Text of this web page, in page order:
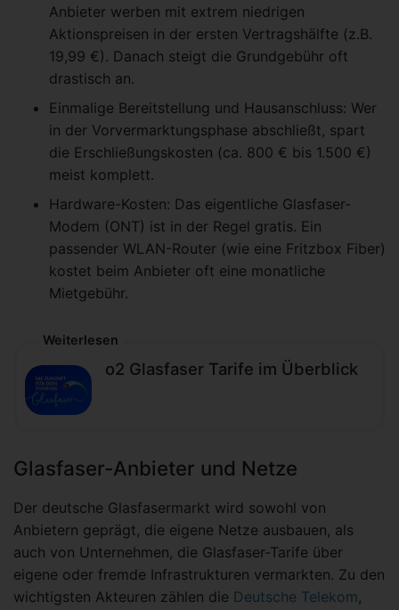
Anbieter werben mit extrem niedrigen
Aktionspreisen in der ersten Vertragshälfte (z.B.
19,99 €). Danach steigt die Grundgebühr oft
drastisch an.
Einmalige Bereitstellung und Hausanschluss: Wer
in der Vorvermarktungsphase abschließt, spart
die Erschließungskosten (ca. 800 € bis 1.500 €)
meist komplett.
Hardware-Kosten: Das eigentliche Glasfaser-
Modem (ONT) ist in der Regel gratis. Ein
passender WLAN-Router (wie eine Fritzbox Fiber)
kostet beim Anbieter oft eine monatliche
Mietgebühr.
Weiterlesen
o2 Glasfaser Tarife im Überblick
Glasfaser-Anbieter und Netze
Der deutsche Glasfasermarkt wird sowohl von
Anbietern geprägt, die eigene Netze ausbauen, als
auch von Unternehmen, die Glasfaser-Tarife über
eigene oder fremde Infrastrukturen vermarkten. Zu den
wichtigsten Akteuren zählen die Deutsche Telekom,